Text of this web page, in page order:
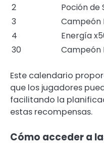
2
Poción de
3
Campeón
4
Energía
30
Campeón
Este calendario
que los jugadores
facilitando la
estas recompensas.
Cómo acceder a